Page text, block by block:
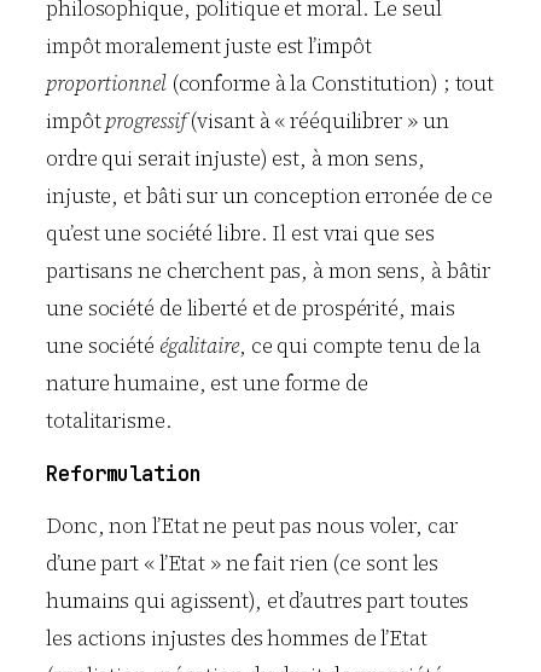
philosophique, politique et moral. Le seul
impôt moralement juste est l’impôt
proportionnel(conforme à la Constitution) ; tout
impôtprogressif(visant à « rééquilibrer » un
ordre qui serait injuste) est, à mon sens,
injuste, et bâti sur un conception erronée de ce
qu’est une société libre. Il est vrai que ses
partisans ne cherchent pas, à mon sens, à bâtir
une société de liberté et de prospérité, mais
une société égalitaire, ce qui compte tenu de la
nature humaine, est une forme de
totalitarisme.
Reformulation
Donc, non l’Etat ne peut pas nous voler, car
d’une part « l’Etat » ne fait rien (ce sont les
humains qui agissent), et d’autres part toutes
les actions injustes des hommes de l’Etat